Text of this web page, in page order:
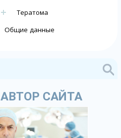
Тератома
Общие данные
АВТОР САЙТА